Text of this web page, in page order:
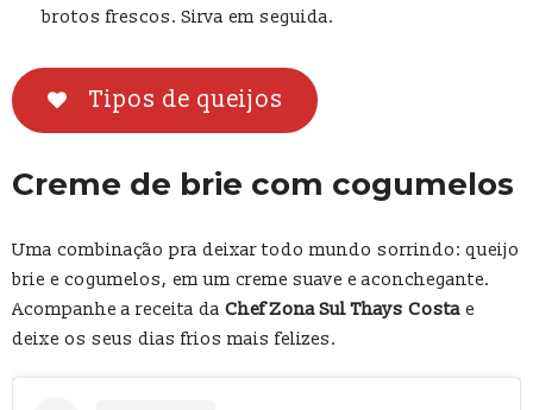
brotos frescos. Sirva em seguida.
Tipos de queijos
Creme de brie com cogumelos
Uma combinação pra deixar todo mundo sorrindo: queijo
brie e cogumelos, em um creme suave e aconchegante.
Acompanhe a receita da Chef Zona Sul Thays Costa e
deixe os seus dias frios mais felizes.